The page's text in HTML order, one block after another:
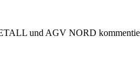
und AGV NORD